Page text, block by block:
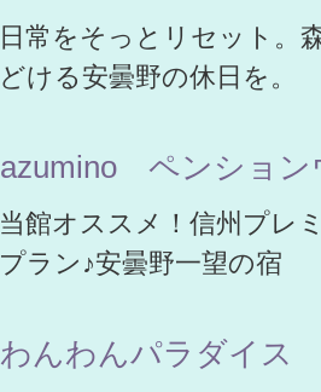
日常をそっとリセット。
どける安曇野の休日を。
azumino ペンション
当館オススメ！信州プレ
プラン♪安曇野一望の宿
わんわんパラダイス